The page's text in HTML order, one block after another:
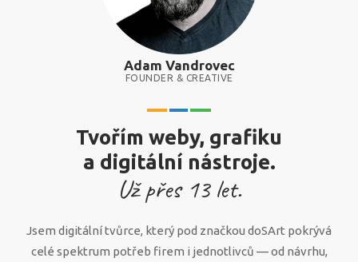
Adam Vandrovec
FOUNDER & CREATIVE
Tvořím weby, grafiku
a digitální nástroje.
Už přes 13let.
Jsem digitální tvůrce, který pod značkou doSArt pokrývá
celé spektrum potřeb firem i jednotlivců — od návrhu,